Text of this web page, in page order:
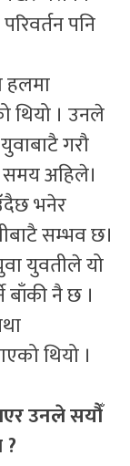
पनि
हलमा
थियो । उनले
गरौ
समय अहिले।
भनेर
सम्भव छ।
युवतीले यो
बाँकी नै छ ।
थियो ।
उनले सयौँ